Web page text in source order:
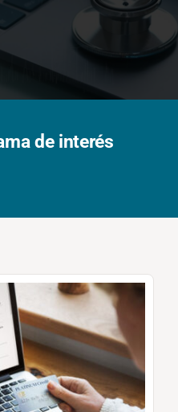
de interés